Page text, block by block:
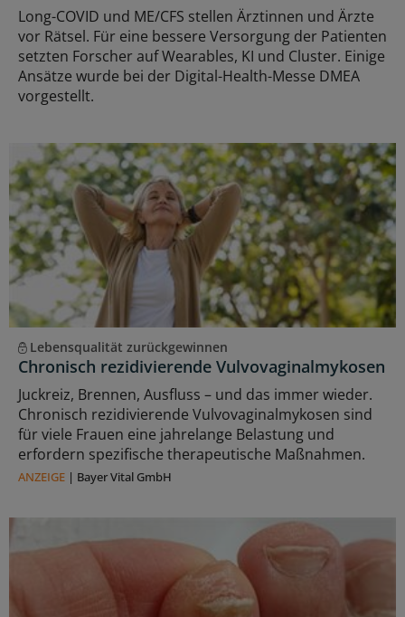
Long-COVID und ME/CFS stellen Ärztinnen und Ärzte
vor Rätsel. Für eine bessere Versorgung der Patienten
setzten Forscher auf Wearables, KI und Cluster. Einige
Ansätze wurde bei der Digital-Health-Messe DMEA
vorgestellt.
Lebensqualität zurückgewinnen
Chronisch rezidivierende Vulvovaginalmykosen
Juckreiz, Brennen, Ausfluss – und das immer wieder.
Chronisch rezidivierende Vulvovaginalmykosen sind
für viele Frauen eine jahrelange Belastung und
erfordern spezifische therapeutische Maßnahmen.
ANZEIGE | Bayer Vital GmbH